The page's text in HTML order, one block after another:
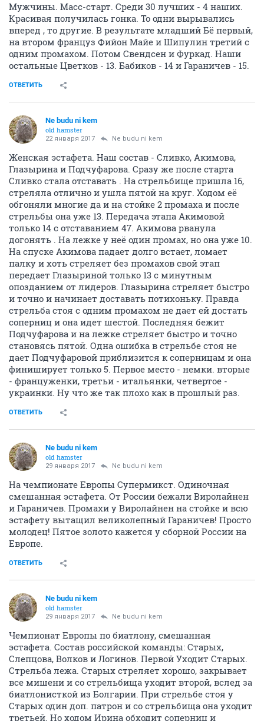
Мужчины. Масс-старт. Среди 30 лучших - 4 наших.
Красивая получилась гонка. То одни вырывались
вперед , то другие. В результате младший Бё первый,
на втором француз Фийон Майе и Шипулин третий с
одним промахом. Потом Свендсен и Фуркад. Наши
остальные Цветков - 13. Бабиков - 14 и Гараничев - 15.
ОТВЕТИТЬ
Ne budu ni kem
old hamster
22 января 2017 Ne budu ni kem
Женская эстафета. Наш состав - Сливко, Акимова,
Глазырина и Подчуфарова. Сразу же после старта
Сливко стала отставать . На стрельбище пришла 16,
стреляла отлично и ушла пятой на круг. Ходом её
обгоняли многие да и на стойке 2 промаха и после
стрельбы она уже 13. Передача этапа Акимовой
только 14 с отставанием 47. Акимова рванула
догонять . На лежке у неё один промах, но она уже 10.
На спуске Акимова падает долго встает, ломает
палку и хоть стреляет без промахов свой этап
передает Глазыриной только 13 с минутным
опозданием от лидеров. Глазырина стреляет быстро
и точно и начинает доставать потихоньку. Правда
стрельба стоя с одним промахом не дает ей достать
соперниц и она идет шестой. Последняя бежит
Подчуфарова и на лежке стреляет быстро и точно
становясь пятой. Одна ошибка в стрельбе стоя не
дает Подчуфаровой приблизится к соперницам и она
финиширует только 5. Первое место - немки. вторые
- француженки, третьи - итальянки, четвертое -
украинки. Ну что же так плохо как в прошлый раз.
ОТВЕТИТЬ
Ne budu ni kem
old hamster
29 января 2017 Ne budu ni kem
На чемпионате Европы Супермикст. Одиночная
смешанная эстафета. От России бежали Виролайнен
и Гараничев. Промахи у Виролайнен на стойке и всю
эстафету вытащил великолепный Гараничев! Просто
молодец! Пятое золото кажется у сборной России на
Европе.
ОТВЕТИТЬ
Ne budu ni kem
old hamster
29 января 2017 Ne budu ni kem
Чемпионат Европы по биатлону, смешанная
эстафета. Состав российской команды: Старых,
Слепцова, Волков и Логинов. Первой Уходит Старых.
Стрельба лежа. Старых стреляет хорошо, закрывает
все мишени и со стрельбища уходит второй, вслед за
биатлонисткой из Болгарии. При стрельбе стоя у
Старых один доп. патрон и со стрельбища она уходит
третьей. Но ходом Ирина обходит соперниц и